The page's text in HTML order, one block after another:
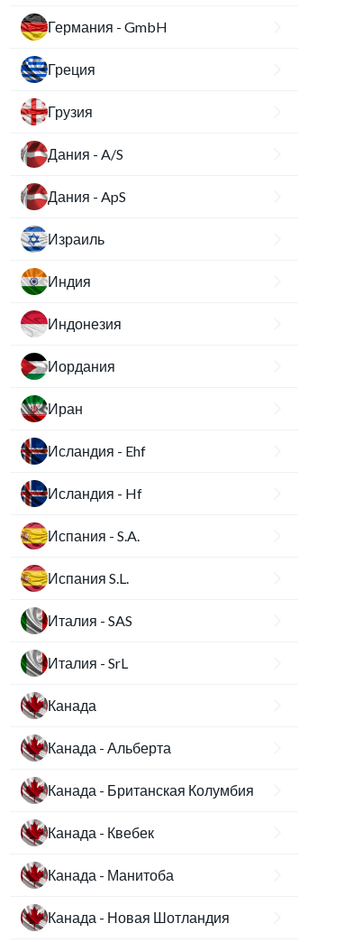
Германия - GmbH
Греция
Грузия
Дания - A/S
Дания - ApS
Израиль
Индия
Индонезия
Иордания
Иран
Исландия - Ehf
Исландия - Hf
Испания - S.A.
Испания S.L.
Италия - SAS
Италия - SrL
Канада
Канада - Альберта
Канада - Британская Колумбия
Канада - Квебек
Канада - Манитоба
Канада - Новая Шотландия